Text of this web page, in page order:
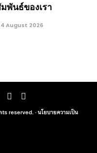
พันธ์ของเรา
4 August 2026
reserved. ·นโยบายความเป็น